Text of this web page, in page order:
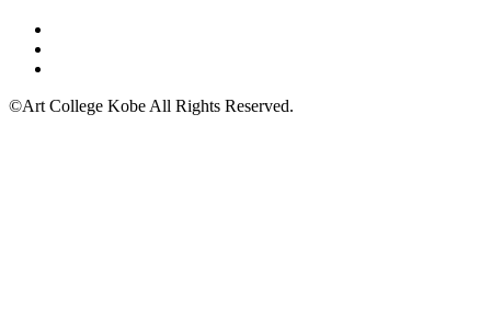
©Art College Kobe All Rights Reserved.